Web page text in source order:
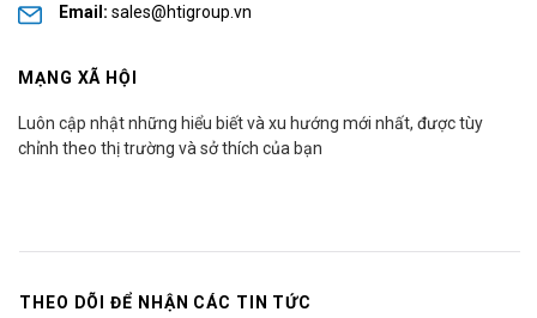
Email: sales@htigroup.vn
MẠNG XÃ HỘI
Luôn cập nhật những hiểu biết và xu hướng mới nhất, được tùy
chỉnh theo thị trường và sở thích của bạn
THEO DÕI ĐỂ NHẬN CÁC TIN TỨC